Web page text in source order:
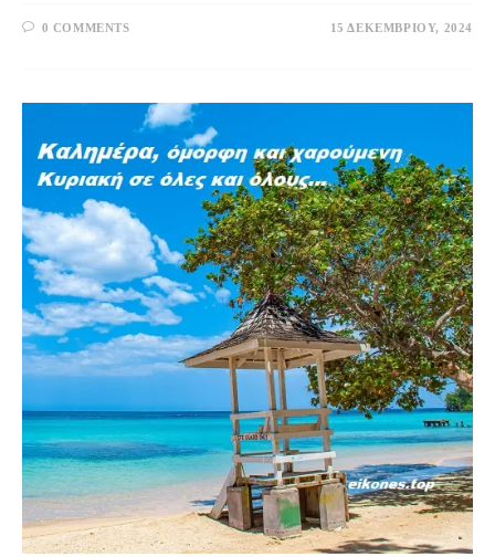
0 COMMENTS 15 ΔΕΚΕΜΒΡΊΟΥ, 2024